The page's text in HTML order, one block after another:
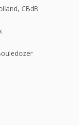
CBdB